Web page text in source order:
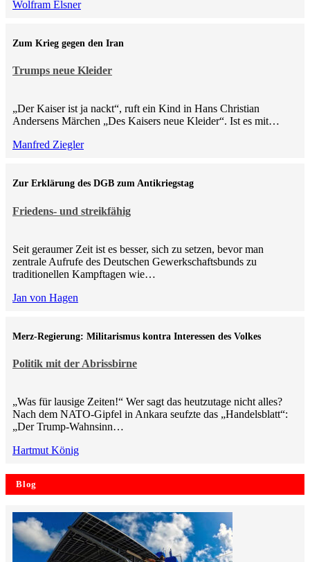
Wolfram Elsner
Trumps neue Kleider
Zum Krieg gegen den Iran
„Der Kaiser ist ja nackt“, ruft ein Kind in Hans Christian
Andersens Märchen „Des Kaisers neue Kleider“. Ist es mit…
Manfred Ziegler
Friedens- und streikfähig
Zur Erklärung des DGB zum Antikriegstag
Seit geraumer Zeit ist es besser, sich zu setzen, bevor man
zentrale Aufrufe des Deutschen Gewerkschaftsbunds zu
traditionellen Kampftagen wie…
Jan von Hagen
Politik mit der Abrissbirne
Merz-Regierung: Militarismus kontra Inte­ressen des Volkes
„Was für lausige Zeiten!“ Wer sagt das heutzutage nicht alles?
Nach dem NATO-Gipfel in Ankara seufzte das „Handelsblatt“:
„Der Trump-Wahnsinn…
Hartmut König
Blog